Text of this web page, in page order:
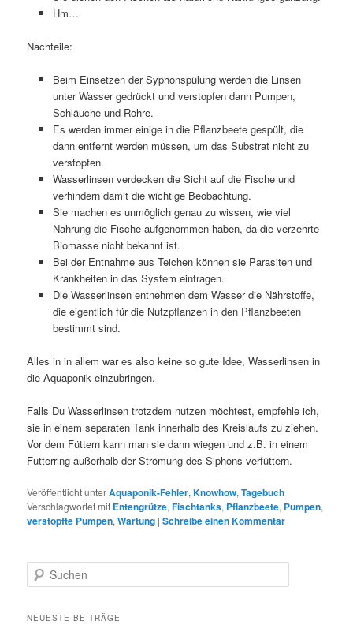
Hm…
Nachteile:
Beim Einsetzen der Syphonspülung werden die Linsen
unter Wasser gedrückt und verstopfen dann Pumpen,
Schläuche und Rohre.
Es werden immer einige in die Pflanzbeete gespült, die
dann entfernt werden müssen, um das Substrat nicht zu
verstopfen.
Wasserlinsen verdecken die Sicht auf die Fische und
verhindern damit die wichtige Beobachtung.
Sie machen es unmöglich genau zu wissen, wie viel
Nahrung die Fische aufgenommen haben, da die verzehrte
Biomasse nicht bekannt ist.
Bei der Entnahme aus Teichen können sie Parasiten und
Krankheiten in das System eintragen.
Die Wasserlinsen entnehmen dem Wasser die Nährstoffe,
die eigentlich für die Nutzpflanzen in den Pflanzbeeten
bestimmt sind.
Alles in in allem war es also keine so gute Idee, Wasserlinsen in
die Aquaponik einzubringen.
Falls Du Wasserlinsen trotzdem nutzen möchtest, empfehle ich,
sie in einem separaten Tank innerhalb des Kreislaufs zu ziehen.
Vor dem Füttern kann man sie dann wiegen und z.B. in einem
Futterring außerhalb der Strömung des Siphons verfüttern.
Veröffentlicht unterAquaponik-Fehler,Knowhow,Tagebuch |
Verschlagwortet mit Entengrütze,Fischtanks, Pflanzbeete, Pumpen,
verstopfte Pumpen,Wartung |Schreibe einen Kommentar
u
h
NEUESTE BEITRÄGE